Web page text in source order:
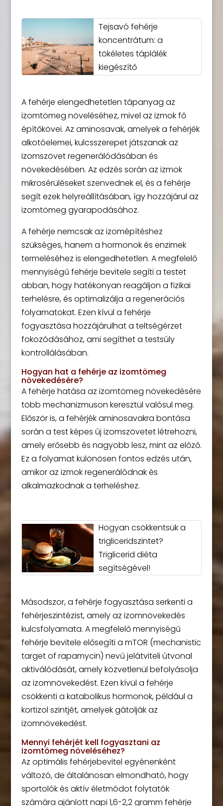
Tejsavó fehérje
koncentrátum: a
tökéletes táplálék
kiegészítő
A fehérje elengedhetetlen tápanyag az
izomtömeg növeléséhez, mivel az izmok fő
építőkövei. Az aminosavak, amelyek a fehérjék
alkotóelemei, kulcsszerepet játszanak az
izomszövet regenerálódásában és
növekedésében. Az edzés során az izmok
mikrosérüléseket szenvednek el, és a fehérje
segít ezek helyreállításában, így hozzájárul az
izomtömeg gyarapodásához.
A fehérje nemcsak az izomépítéshez
szükséges, hanem a hormonok és enzimek
termeléséhez is elengedhetetlen. A megfelelő
mennyiségű fehérje bevitele segíti a testet
abban, hogy hatékonyan reagáljon a fizikai
terhelésre, és optimalizálja a regenerációs
folyamatokat. Ezen kívül a fehérje
fogyasztása hozzájárulhat a teltségérzet
fokozódásához, ami segíthet a testsúly
kontrollálásában.
Hogyan hat a fehérje az izomtömeg
növekedésére?
A fehérje hatása az izomtömeg növekedésére
több mechanizmuson keresztül valósul meg.
Először is, a fehérjék aminosavakra bontása
során a test képes új izomszövetet létrehozni,
amely erősebb és nagyobb lesz, mint az előző.
Ez a folyamat különösen fontos edzés után,
amikor az izmok regenerálódnak és
alkalmazkodnak a terheléshez.
Hogyan csökkentsük a
trigliceridszintet?
Triglicerid diéta
segítségével!
Másodszor, a fehérje fogyasztása serkenti a
fehérjeszintézist, amely az izomnövekedés
kulcsfolyamata. A megfelelő mennyiségű
fehérje bevitele elősegíti a mTOR (mechanistic
target of rapamycin) nevű jelátviteli útvonal
aktiválódását, amely közvetlenül befolyásolja
az izomnövekedést. Ezen kívül a fehérje
csökkenti a katabolikus hormonok, például a
kortizol szintjét, amelyek gátolják az
izomnövekedést.
Mennyi fehérjét kell fogyasztani az
izomtömeg növeléséhez?
Az optimális fehérjebevitel egyénenként
változó, de általánosan elmondható, hogy
sportolók és aktív életmódot folytatók
számára ajánlott napi 1,6-2,2 gramm fehérje